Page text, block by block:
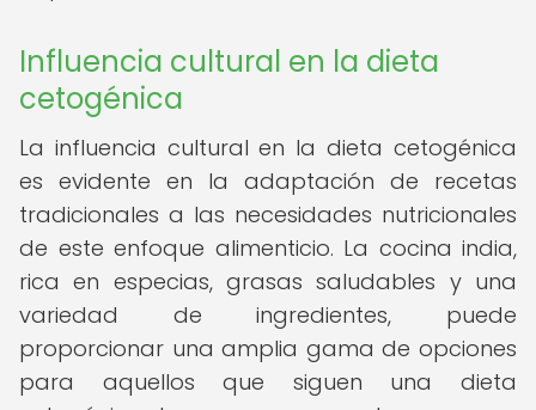
Influencia cultural en la dieta
cetogénica
La influencia cultural en la dieta cetogénica
es evidente en la adaptación de recetas
tradicionales a las necesidades nutricionales
de este enfoque alimenticio. La cocina india,
rica en especias, grasas saludables y una
variedad de ingredientes, puede
proporcionar una amplia gama de opciones
para aquellos que siguen una dieta